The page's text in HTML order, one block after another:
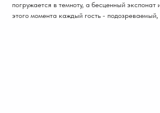
погружается в темноту, а бесценный
этого момента каждый гость - подозреваемый,